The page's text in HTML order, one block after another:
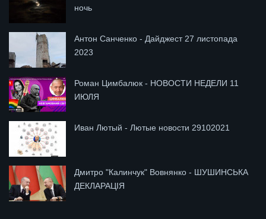
ночь
Антон Санченко - Дайджест 27 листопада
2023
Роман Цимбалюк - НОВОСТИ НЕДЕЛИ 11
ИЮЛЯ
Иван Лютый - Лютые новости 29102021
Дмитро "Калинчук" Вовнянко - ШУШИНСЬКА
ДЕКЛАРАЦІЯ